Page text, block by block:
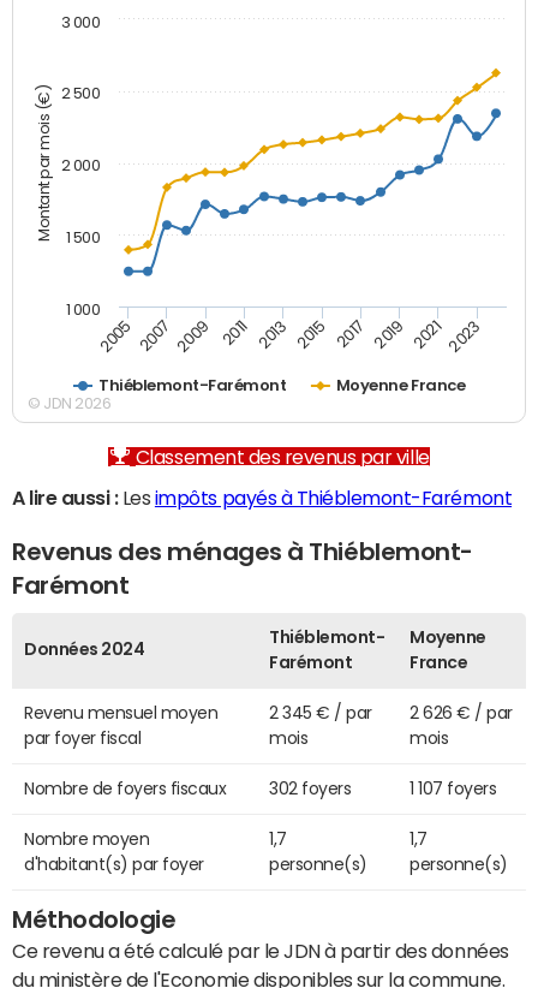
Montant par mois (€)
Thiéblemont-Farémont Moyenne France
2005 2007 2009 2011 2013 2015 2017 2019 2021 2023
1 000
1 500
2 000
2 500
3 000
© JDN 2026
Classement des revenus par ville
A lire aussi :Les impôts payés à Thiéblemont-Farémont
Revenus des ménages à Thiéblemont-
Farémont
Données 2024
Thiéblemont-
Farémont
Moyenne
France
Revenu mensuel moyen
par foyer fiscal
2 345 € / par
mois
2 626 € / par
mois
Nombre de foyers fiscaux 302 foyers 1 107 foyers
Nombre moyen
d'habitant(s) par foyer
1,7
personne(s)
1,7
personne(s)
Méthodologie
Ce revenu a été calculé par le JDN à partir des données
du ministère de l'Economie disponibles sur la commune.